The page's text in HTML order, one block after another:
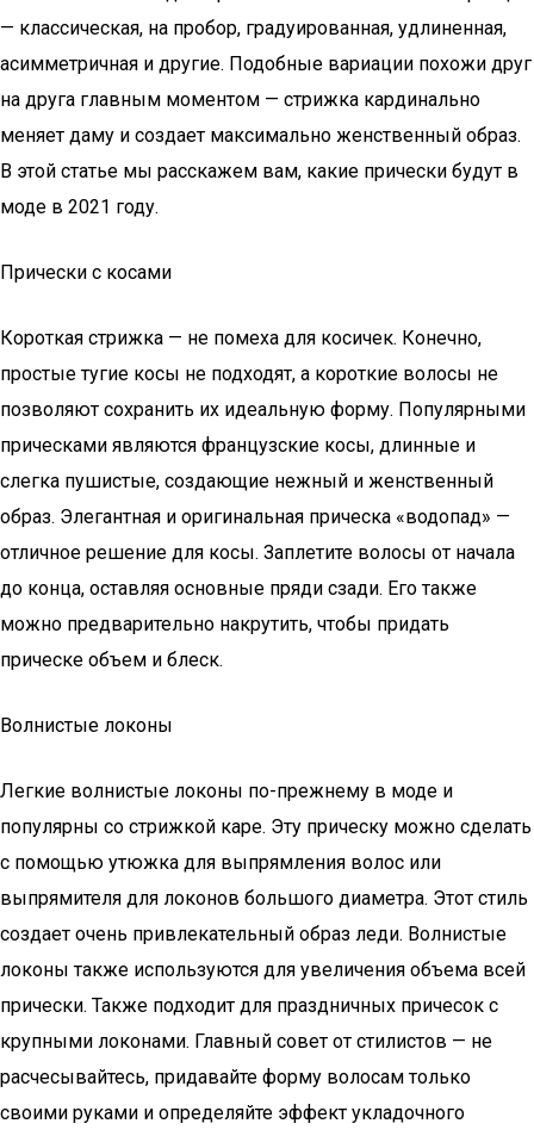
— классическая, на пробор, градуированная, удлиненная,
асимметричная и другие. Подобные вариации похожи друг
на друга главным моментом — стрижка кардинально
меняет даму и создает максимально женственный образ.
В этой статье мы расскажем вам, какие прически будут в
моде в 2021 году.
Прически с косами
Короткая стрижка — не помеха для косичек. Конечно,
простые тугие косы не подходят, а короткие волосы не
позволяют сохранить их идеальную форму. Популярными
прическами являются французские косы, длинные и
слегка пушистые, создающие нежный и женственный
образ. Элегантная и оригинальная прическа «водопад» —
отличное решение для косы. Заплетите волосы от начала
до конца, оставляя основные пряди сзади. Его также
можно предварительно накрутить, чтобы придать
прическе объем и блеск.
Волнистые локоны
Легкие волнистые локоны по-прежнему в моде и
популярны со стрижкой каре. Эту прическу можно сделать
с помощью утюжка для выпрямления волос или
выпрямителя для локонов большого диаметра. Этот стиль
создает очень привлекательный образ леди. Волнистые
локоны также используются для увеличения объема всей
прически. Также подходит для праздничных причесок с
крупными локонами. Главный совет от стилистов — не
расчесывайтесь, придавайте форму волосам только
своими руками и определяйте эффект укладочного